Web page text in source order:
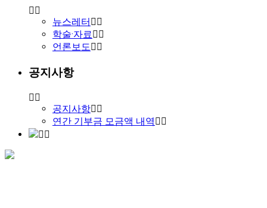
뉴스레터
학술·자료
언론보도
공지사항
공지사항
연간 기부금 모금액 내역